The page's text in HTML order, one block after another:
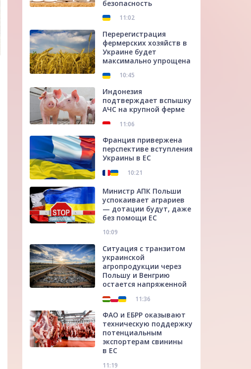
безопасность
11:02
Перерегистрация
фермерских хозяйств в
Украине будет
максимально упрощена
10:45
Индонезия
подтверждает вспышку
АЧС на крупной ферме
11:06
Франция привержена
перспективе вступления
Украины в ЕС
10:21
Министр АПК Польши
успокаивает аграриев
— дотации будут, даже
без помощи ЕС
10:09
Ситуация с транзитом
украинской
агропродукции через
Польшу и Венгрию
остается напряженной
11:36
ФАО и ЕБРР оказывают
техническую поддержку
потенциальным
экспортерам свинины
в ЕС
11:19